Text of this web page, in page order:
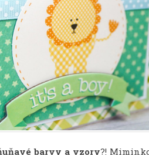
barvy a vzory?!